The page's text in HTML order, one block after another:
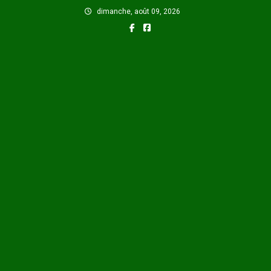
dimanche, août 09, 2026